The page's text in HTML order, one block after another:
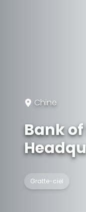
Chine
Bank
Gratte-ciel